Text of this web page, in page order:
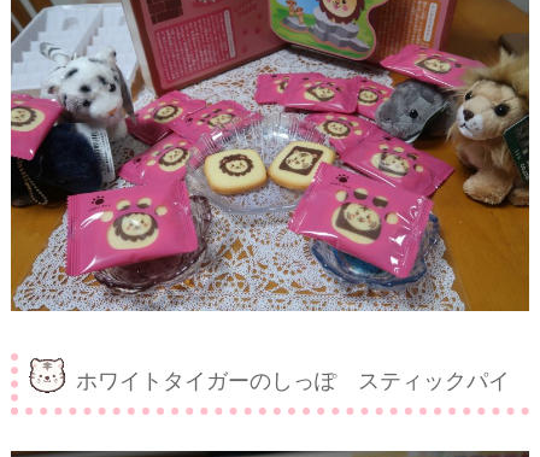
ホワイトタイガーのしっぽ スティックパイ